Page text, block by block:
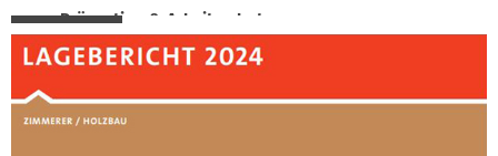
Prävention & Arbeitsschutz
Recht & Wirtschaft
Verband & Innungen